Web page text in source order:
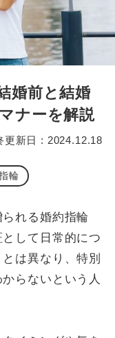
婚前と結婚
ナーを解説
更新日 : 2024.12.18
輪
れる婚約指輪
として日常的につ
は異なり、特別
らないという人